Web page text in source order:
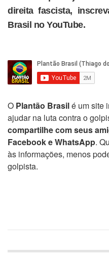
direita fascista,
Brasil no YouTube.
O Plantão Brasilé um site
ajudar na luta contra o
compartilhe com seus
Facebook e WhatsApp.
às informações, menos
golpista.